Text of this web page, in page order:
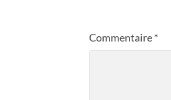
Commentaire*